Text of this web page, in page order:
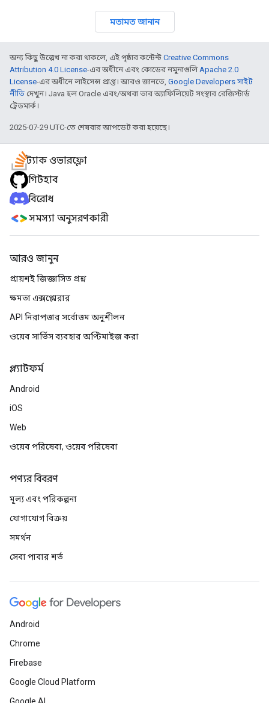
মতামত জানান
অন্য কিছু উল্লেখ না করা থাকলে, এই পৃষ্ঠার কন্টেন্ট Creative Commons
Attribution 4.0 License-এর অধীনে এবং কোডের নমুনাগুলিApache 2.0
License-এর অধীনে লাইসেন্স প্রাপ্ত। আরও জানতে, Google Developers সাইট
নীতি দেখুন। Java হল Oracle এবং/অথবা তার অ্যাফিলিয়েট সংস্থার রেজিস্টার্ড
ট্রেডমার্ক।
2025-07-29 UTC-তে শেষবার আপডেট করা হয়েছে।
স্ট্যাক ওভারফ্লো
গিটহাব
বিরোধ
সমস্যা অনুসরণকারী
আরও জানুন
প্রায়শই জিজ্ঞাসিত প্রশ্ন
ক্ষমতা এক্সপ্লোরার
API নিরাপত্তার সর্বোত্তম অনুশীলন
ওয়েব সার্ভিস ব্যবহার অপ্টিমাইজ করা
প্ল্যাটফর্ম
Android
iOS
Web
ওয়েব পরিষেবা, ওয়েব পরিষেবা
পণ্যর বিবরণ
মূল্য এবং পরিকল্পনা
যোগাযোগ বিক্রয়
সমর্থন
সেবা পাবার শর্ত
Android
Chrome
Firebase
Google Cloud Platform